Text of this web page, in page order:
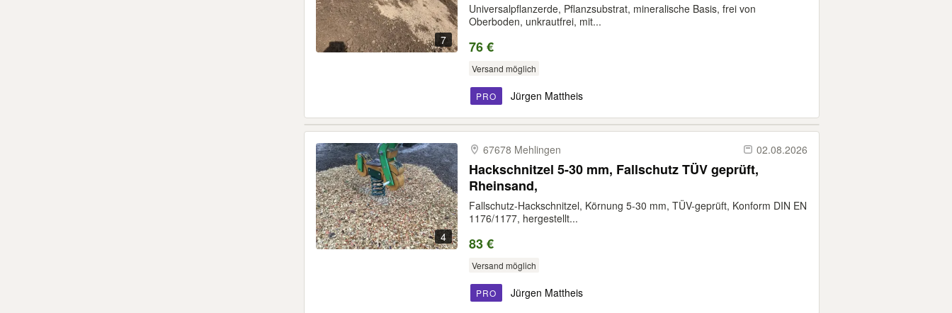
7
Universalpflanzerde, Pflanzsubstrat, mineralische Basis, frei von
Oberboden, unkrautfrei, mit...
76 €
Versand möglich
PRO Jürgen Mattheis
4
67678 Mehlingen 02.08.2026
Hackschnitzel 5-30 mm, Fallschutz TÜV geprüft,
Rheinsand,
Fallschutz-Hackschnitzel, Körnung 5-30 mm, TÜV-geprüft, Konform DIN EN
1176/1177, hergestellt...
83 €
Versand möglich
PRO Jürgen Mattheis